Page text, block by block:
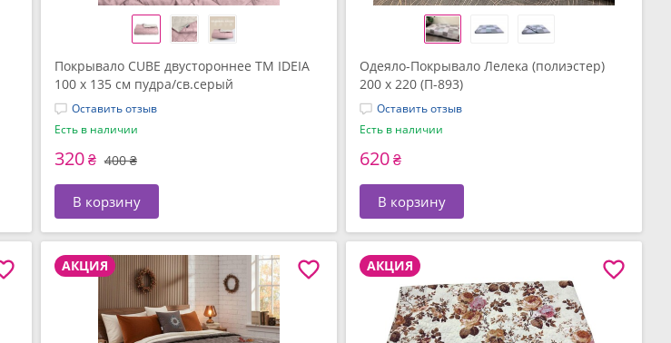
Покрывало CUBE двустороннее TM IDEIA
100 x 135 см пудра/св.серый
Оставить отзыв
Есть в наличии
320₴ 400 ₴
В корзину
Одеяло-Покрывало Лелека (полиэстер)
200 x 220 (П-893)
Оставить отзыв
Есть в наличии
620₴
В корзину
АКЦИЯ АКЦИЯ